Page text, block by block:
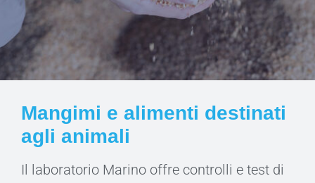
Mangimi e alimenti destinati
agli animali
Il laboratorio Marino offre controlli e test di